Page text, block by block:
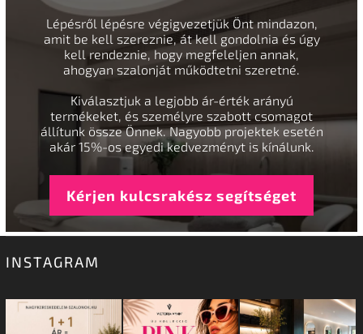
Lépésről lépésre végigvezetjük Önt mindazon,
amit be kell szereznie, át kell gondolnia és úgy
kell rendeznie, hogy megfeleljen annak,
ahogyan szalonját működtetni szeretné.
Kiválasztjuk a legjobb ár-érték arányú
termékeket, és személyre szabott csomagot
állítunk össze Önnek. Nagyobb projektek esetén
akár 15%-os egyedi kedvezményt is kínálunk.
Kérjen kulcsrakész segítséget
INSTAGRAM